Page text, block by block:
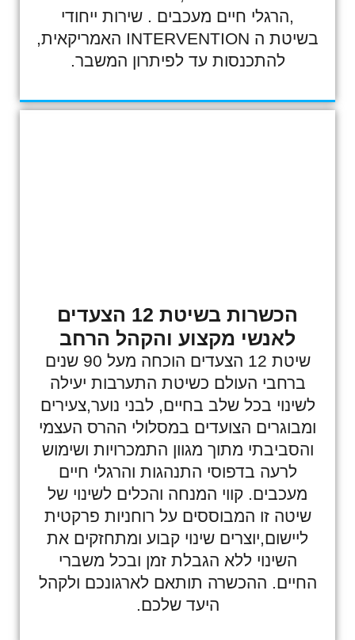
,הרגלי חיים מעכבים . שירות ייחודי
בשיטת ה INTERVENTION האמריקאית,
להתכנסות עד לפיתרון המשבר.
הכשרות בשיטת 12 הצעדים
לאנשי מקצוע והקהל הרחב
שיטת 12 הצעדים הוכחה מעל 90 שנים
ברחבי העולם כשיטת התערבות יעילה
לשינוי בכל שלב בחיים, לבני נוער,צעירים
ומבוגרים הצועדים במסלולי ההרס העצמי
והסביבתי מתוך מגוון התמכרויות ושימוש
לרעה בדפוסי התנהגות והרגלי חיים
מעכבים. קווי המנחה והכלים לשינוי של
שיטה זו המבוססים על רוחניות פרקטית
ליישום,יוצרים שינוי קבוע ומתחזקים את
השינוי ללא הגבלת זמן ובכל משברי
החיים. ההכשרה תותאם לארגונכם ולקהל
היעד שלכם.